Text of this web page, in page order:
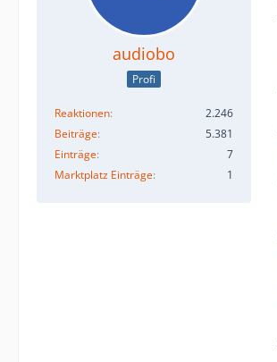
audiobo
Profi
Reaktionen
2.246
Beiträge
5.381
Einträge
7
Marktplatz Einträge
1